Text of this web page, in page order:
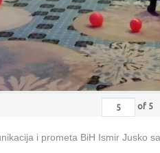
of 5
i prometa BiH Ismir Jusko